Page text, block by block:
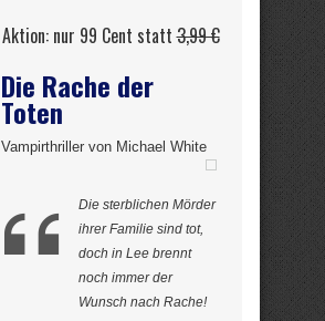
Aktion: nur 99 Cent statt3,99 €
Die Rache der
Toten
Vampirthriller von Michael White
Die sterblichen Mörder
ihrer Familie sind tot,
doch in Lee brennt
noch immer der
Wunsch nach Rache!